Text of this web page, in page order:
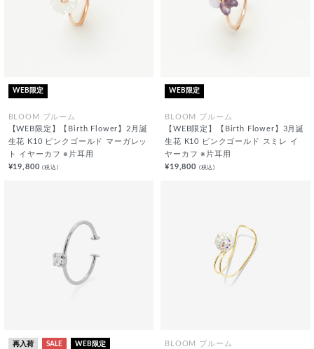
WEB限定
BLOOM ブルーム
【WEB限定】【Birth Flower】2月誕
生花 K10 ピンクゴールド マーガレッ
ト イヤーカフ ※片耳用
¥19,800(税込)
WEB限定
BLOOM ブルーム
【WEB限定】【Birth Flower】3月誕
生花 K10 ピンクゴールド スミレ イ
ヤーカフ ※片耳用
¥19,800 (税込)
再入荷 SALE WEB限定
BLOOM ブルーム